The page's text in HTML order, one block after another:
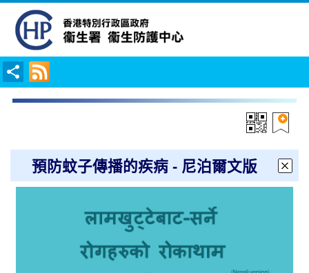
預防蚊子傳播的疾病 - 尼泊爾文版